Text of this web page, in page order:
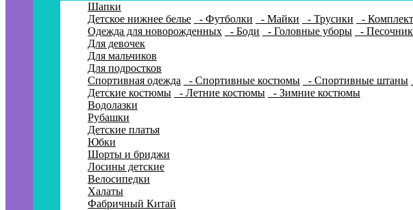
Шапки
Детское нижнее белье
- Футболки - Майки - Трусики -
Одежда для новорожденных
- Боди - Головные уборы -
Для девочек
Для мальчиков
Для подростков
Спортивная одежда
- Спортивные костюмы - Спортивные штаны
Детские костюмы
- Летние костюмы
- Зимние костюмы
Водолазки
Рубашки
Детские платья
Юбки
Шорты и бриджи
Лосины детские
Велосипедки
Халаты
Фабричный Китай